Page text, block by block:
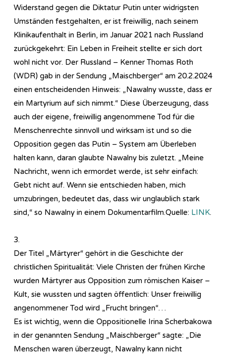
Widerstand gegen die Diktatur Putin unter widrigsten
Umständen festgehalten, er ist freiwillig, nach seinem
Klinikaufenthalt in Berlin, im Januar 2021 nach Russland
zurückgekehrt: Ein Leben in Freiheit stellte er sich dort
wohl nicht vor. Der Russland – Kenner Thomas Roth
(WDR) gab in der Sendung „Maischberger“ am 20.2.2024
einen entscheidenden Hinweis: „Nawalny wusste, dass er
ein Martyrium auf sich nimmt.“ Diese Überzeugung, dass
auch der eigene, freiwillig angenommene Tod für die
Menschenrechte sinnvoll und wirksam ist und so die
Opposition gegen das Putin – System am Überleben
halten kann, daran glaubte Nawalny bis zuletzt. „Meine
Nachricht, wenn ich ermordet werde, ist sehr einfach:
Gebt nicht auf. Wenn sie entschieden haben, mich
umzubringen, bedeutet das, dass wir unglaublich stark
sind,“ so Nawalny in einem Dokumentarfilm.Quelle: LINK.
3.
Der Titel „Märtyrer“ gehört in die Geschichte der
christlichen Spiritualität: Viele Christen der frühen Kirche
wurden Märtyrer aus Opposition zum römischen Kaiser –
Kult, sie wussten und sagten öffentlich: Unser freiwillig
angenommener Tod wird „Frucht bringen“…
Es ist wichtig, wenn die Oppositionelle Irina Scherbakowa
in der genannten Sendung „Maischberger“ sagte: „Die
Menschen waren überzeugt, Nawalny kann nicht